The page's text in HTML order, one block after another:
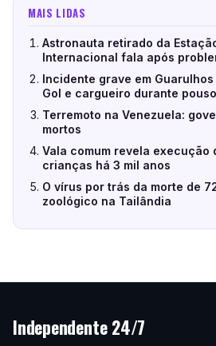
MAIS LIDAS
Astronauta retirado da
Internacional fala após
Incidente grave em
Gol e cargueiro durante
Terremoto na Venezuela:
mortos
Vala comum revela execução
crianças há 3 mil anos
O vírus por trás da morte de
zoológico na Tailândia
Independente 24/7